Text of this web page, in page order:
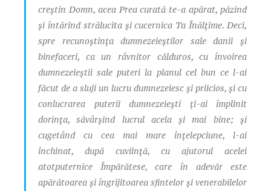
creştin Domn, acea Prea curată te-a apărat, păzind
şi întărind strălucita şi cucernica Ta Înălţime. Deci,
spre recunoştinţa dumnezeieştilor sale danii şi
binefaceri, ca un râvnitor călduros, cu învoirea
dumnezeieştii sale puteri la planul cel bun ce l-ai
făcut de a sluji un lucru dumnezeiesc şi priicios, şi cu
conlucrarea puterii dumnezeieşti ţi-ai împlinit
dorinţa, săvârşind lucrul acela şi mai bine; şi
cugetând cu cea mai mare înţelepciune, l-ai
închinat, după cuviinţă, cu ajutorul acelei
atotputernice Împărătese, care în adevăr este
apărătoarea şi îngrijitoarea sfintelor şi venerabilelor